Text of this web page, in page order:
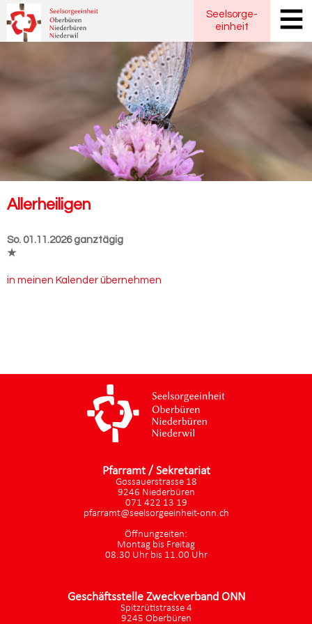
Seelsorge-
einheit
Al­ler­hei­li­gen
So. 01.11.2026 ganztägig
★
in meinen Kalender übernehmen
Pfarramt / Sekretariat
Gossauerstrasse 18
9246 Niederbüren
071 422 13 19
pfarramt@seelsorgeeinheit-onn.ch
Öffnungzeiten:
Montag bis Freitag
08.30 Uhr bis 11.00 Uhr
Geschäftsstelle Zweckverband ONN
Spitzrütistrasse 4
9245 Oberbüren